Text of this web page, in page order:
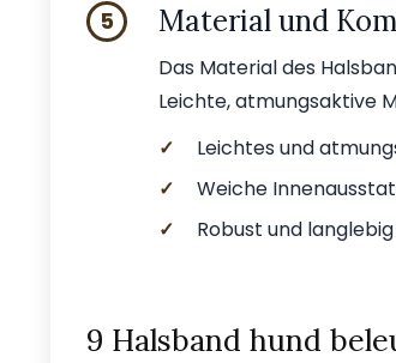
5 Material und
Das Material des
Leichte, atmungsaktive
✓
Leichtes und
✓
Weiche
✓
Robust und
9 Halsband hund